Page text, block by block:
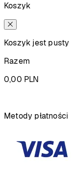
Koszyk
Koszyk jest pusty
Razem
0,00 PLN
Metody płatności